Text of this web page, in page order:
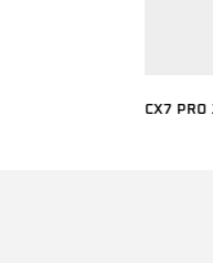
CX7 PRO 125CC